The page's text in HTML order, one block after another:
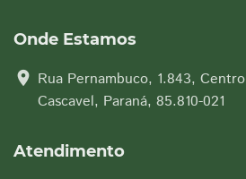
Onde Estamos
location_on Rua Pernambuco, 1.843, Centro
Cascavel, Paraná, 85.810-021
Atendimento